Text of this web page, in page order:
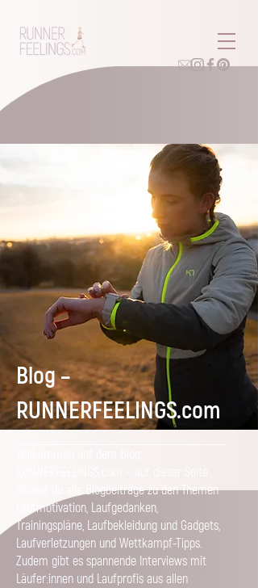
Blog –
RUNNERFEELINGS.com
findest du alle Blogbeiträge zu den Themen
Laufmotivation, Laufgedanken,
Trainingspläne, Laufbekleidung und Gadgets,
Laufverletzungen und Wettkampf-Tipps.
Zudem gibt es spannende Interviews mit
Läufer:innen und Laufprofis aus allen